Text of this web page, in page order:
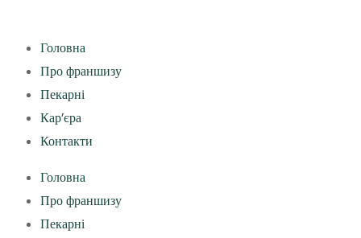
Головна
Про франшизу
Пекарні
Кар’єра
Контакти
Головна
Про франшизу
Пекарні